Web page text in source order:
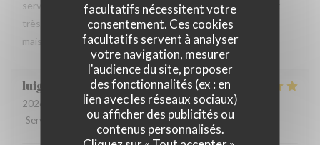
facultatifs nécessitent votre
consentement. Ces cookies
facultatifs servent à analyser
votre navigation, mesurer
l'audience du site, proposer
des fonctionnalités (ex : en
lien avec les réseaux sociaux)
ou afficher des publicités ou
contenus personnalisés.
serveur très agréable, les plats sont bien servis et surtout
très bons. Mention spéciale pour la mousse au chocolat
maison !
luigi
2026-06-07
- 14:30 - Couverts 2
Service
Ambiance: 5/5 Cuisine: 5/5 Qualité / Prix